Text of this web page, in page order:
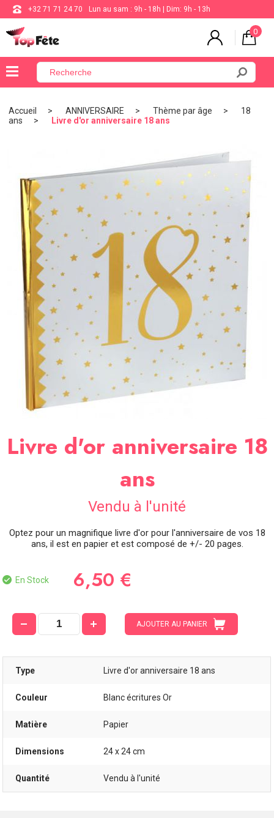
+32 71 71 24 70 Lun au sam : 9h - 18h | Dim: 9h - 13h
0
×
BALLON
VAISSELLE
BAPTÊME
COMMUNION
THÈME
SOIRÉE
OCCASIONS
SPÉCIALES
CONTACT
Accueil ANNIVERSAIRE Thème par âge
18
ans
Livre d'or anniversaire 18 ans
Livre d'or anniversaire 18
ans
Vendu à l'unité
Optez pour un magnifique livre d'or pour l'anniversaire de vos 18
ans, il est en papier et est composé de +/- 20 pages.
En Stock 6,50 €
AJOUTER AU PANIER
Type Livre d'or anniversaire 18 ans
Couleur Blanc écritures Or
Matière Papier
Dimensions 24 x 24 cm
Quantité Vendu à l'unité